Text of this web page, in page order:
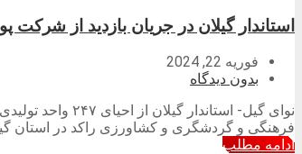
استاندار گیلان در جریان بازدید از شرکت پوشش: ۲۴۷ واحد صنعتی، گردشگری و کشاورزی راکد گیلان در
فوریه 22, 2024
بدون دیدگاه
فرهنگی و گردشگری و کشاورزی راکد در استان
ادامه مطلب